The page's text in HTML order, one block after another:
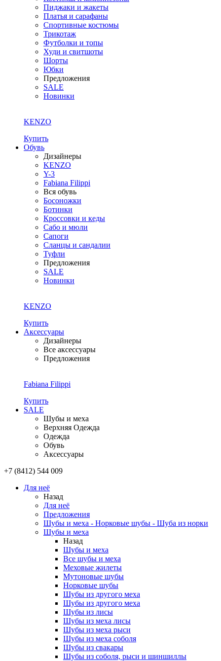
Пиджаки и жакеты
Платья и сарафаны
Спортивные костюмы
Трикотаж
Футболки и топы
Худи и свитшоты
Шорты
Юбки
Предложения
SALE
Новинки
KENZO
Купить
Обувь
Дизайнеры
KENZO
Y-3
Fabiana Filippi
Вся обувь
Босоножки
Ботинки
Кроссовки и кеды
Сабо и мюли
Сапоги
Сланцы и сандалии
Туфли
Предложения
SALE
Новинки
KENZO
Купить
Аксессуары
Дизайнеры
Все аксессуары
Предложения
Fabiana Filippi
Купить
SALE
Шубы и меха
Верхняя Одежда
Одежда
Обувь
Аксессуары
+7 (8412) 544 009
Для неё
Назад
Для неё
Предложения
Шубы и меха - Норковые шубы - Шуба из норки
Шубы и меха
Назад
Шубы и меха
Все шубы и меха
Меховые жилеты
Мутоновые шубы
Норковые шубы
Шубы из другого меха
Шубы из другого меха
Шубы из лисы
Шубы из меха лисы
Шубы из меха рыси
Шубы из меха соболя
Шубы из свакары
Шубы из соболя, рыси и шиншиллы